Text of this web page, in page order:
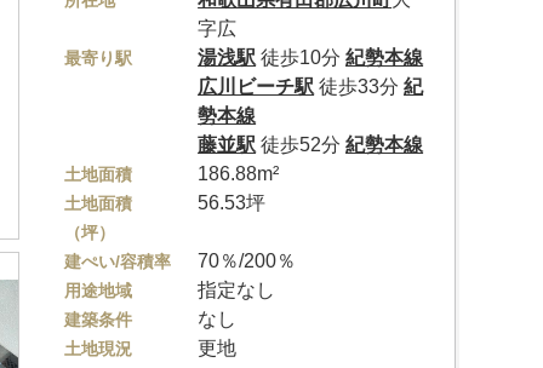
字広
最寄り駅 湯浅駅 徒歩10分紀勢本線
広川ビーチ駅 徒歩33分紀
勢本線
藤並駅 徒歩52分紀勢本線
土地面積 186.88m²
土地面積
（坪）
56.53坪
建ぺい/容積率 70％/200％
用途地域 指定なし
建築条件 なし
土地現況 更地